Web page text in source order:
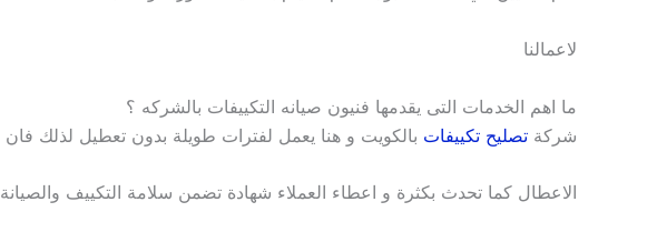
لاعمالنا
ما اهم الخدمات التى يقدمها فنيون صيانه التكييفات بالشركه ؟
شركة تصليح تكييفات بالكويت و هنا يعمل لفترات طويلة بدون تعطيل لذلك فان
الاعطال كما تحدث بكثرة و اعطاء العملاء شهادة تضمن سلامة التكييف والصيانة